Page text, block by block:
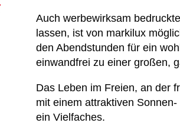
Auch werbewirksam
lassen, ist von markilux
den Abendstunden für ein
einwandfrei zu einer großen,
Das Leben im Freien, an der
mit einem attraktiven
ein Vielfaches.